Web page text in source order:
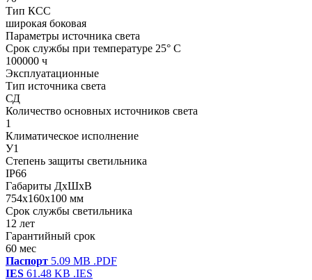
Тип КСС
широкая боковая
Параметры источника света
Срок службы при температуре 25° С
100000 ч
Эксплуатационные
Тип источника света
СД
Количество основных источников света
1
Климатическое исполнение
У1
Степень защиты светильника
IP66
Габариты ДхШхВ
754x160x100 мм
Срок службы светильника
12 лет
Гарантийный срок
60 мес
Паспорт 5.09 MB .PDF
IES 61.48 KB .IES